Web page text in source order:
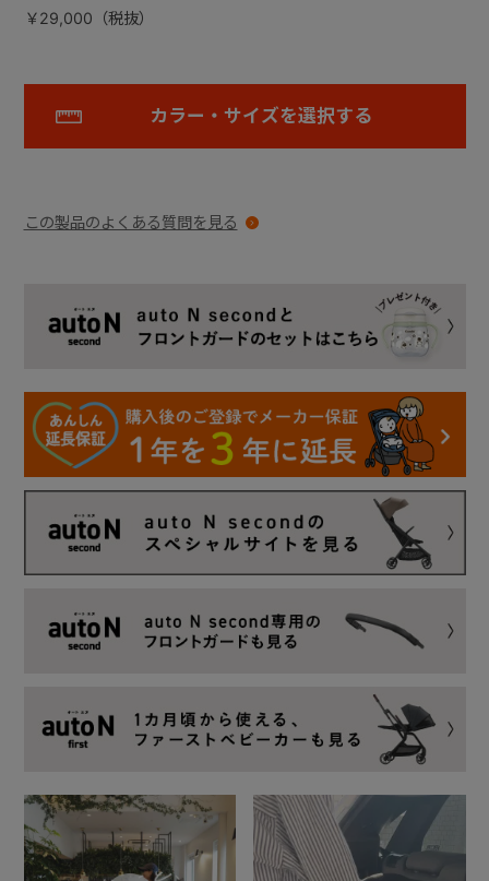
￥29,000（税抜）
カラー・サイズを選択する
この製品のよくある質問を見る